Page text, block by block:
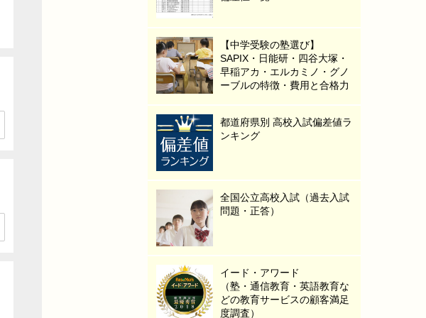
【中学受験の塾選び】
SAPIX・日能研・四谷大塚・
早稲アカ・エルカミノ・グノ
ーブルの特徴・費用と合格力
都道府県別 高校入試偏差値ラ
ンキング
全国公立高校入試（過去入試
問題・正答）
イード・アワード
（塾・通信教育・英語教育な
どの教育サービスの顧客満足
度調査）